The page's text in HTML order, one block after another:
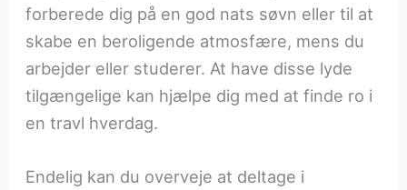
forberede dig på en god nats søvn eller til at
skabe en beroligende atmosfære, mens du
arbejder eller studerer. At have disse lyde
tilgængelige kan hjælpe dig med at finde ro i
en travl hverdag.
Endelig kan du overveje at deltage i